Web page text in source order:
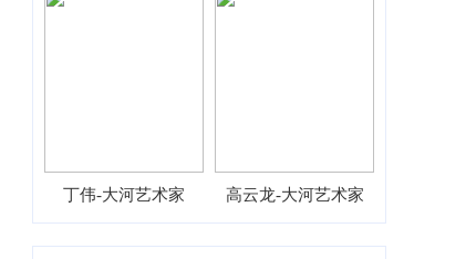
丁伟-大河艺术家 高云龙-大河艺术家